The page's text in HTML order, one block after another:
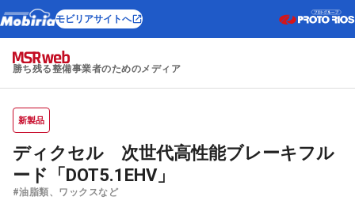
モビリアサイトへ
勝ち残る整備事業者のためのメディア
新製品
ディクセル 次世代高性能ブレーキフル
ード「DOT5.1EHV」
#油脂類、ワックスなど